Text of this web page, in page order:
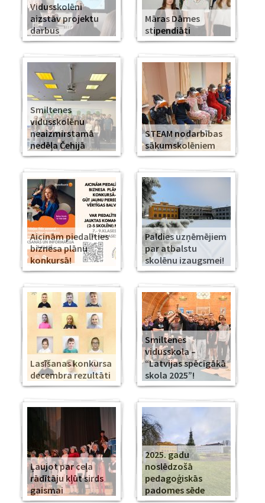
Vidusskolēni
aizstāv projektu
darbus
Māras Dāmes
stipendiāti
Smiltenes
vidusskolēnu
neaizmirstamā
nedēļa Čehijā
STEAM nodarbības
sākumskolēniem
Aicinām piedalīties
biznesa plānu
konkursā!
Paldies uzņēmējiem
par atbalstu
skolēnu izaugsmei!
Lasīšanas konkursa
decembra rezultāti
Smiltenes
vidusskola –
“Latvijas spēcīgākā
skola 2025”!
Ļaujot par ceļa
rādītāju kļūt sirds
gaismai
2025. gadu
noslēdzošā
pedagoģiskās
padomes sēde